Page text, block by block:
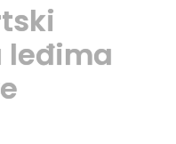
leđima